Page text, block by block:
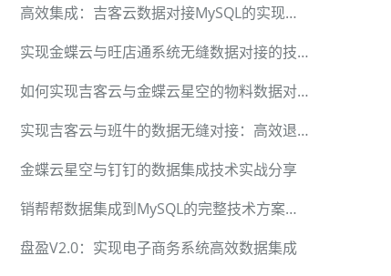
高效集成：吉客云数据对接MySQL的实现路径
实现金蝶云与旺店通系统无缝数据对接的技术方案
如何实现吉客云与金蝶云星空的物料数据对接
实现吉客云与班牛的数据无缝对接：高效退换货单处理
金蝶云星空与钉钉的数据集成技术实战分享
销帮帮数据集成到MySQL的完整技术方案分享
盘盈V2.0：实现电子商务系统高效数据集成